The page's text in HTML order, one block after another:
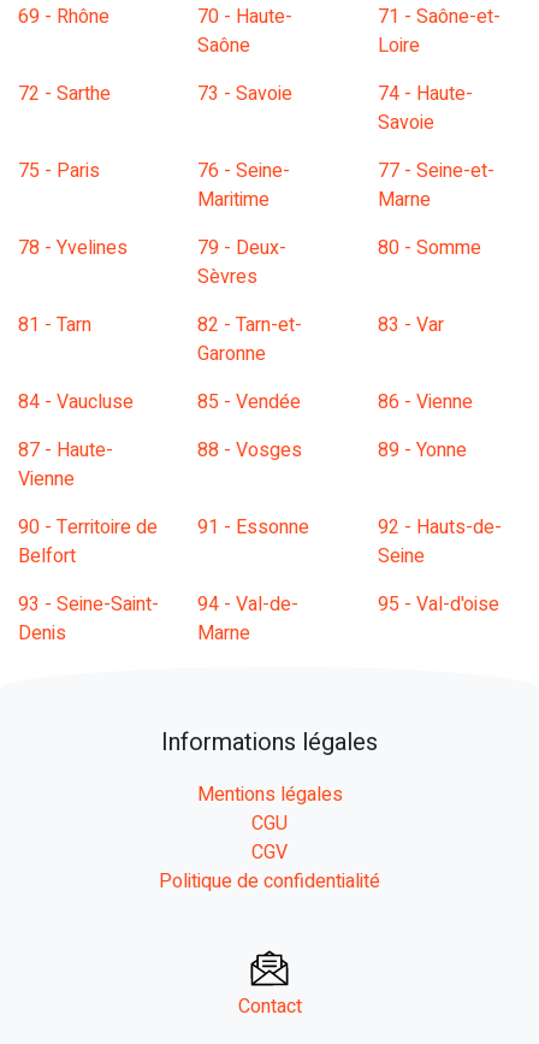
69 - Rhône
70 - Haute-
Saône
71 - Saône-et-
Loire
72 - Sarthe
73 - Savoie
74 - Haute-
Savoie
75 - Paris
76 - Seine-
Maritime
77 - Seine-et-
Marne
78 - Yvelines
79 - Deux-
Sèvres
80 - Somme
81 - Tarn
82 - Tarn-et-
Garonne
83 - Var
84 - Vaucluse 85 - Vendée
86 - Vienne
87 - Haute-
Vienne
88 - Vosges 89 - Yonne
90 - Territoire de
Belfort
91 - Essonne
92 - Hauts-de-
Seine
93 - Seine-Saint-
Denis
94 - Val-de-
Marne
95 - Val-d'oise
Informations légales
Mentions légales
CGU
CGV
Politique de confidentialité
Contact